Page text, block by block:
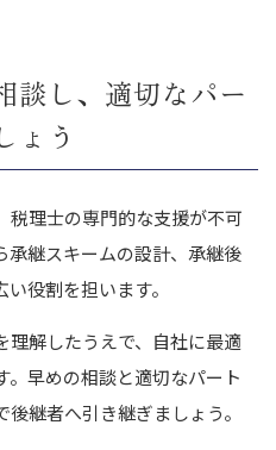
談し、適切なパー
ょう
税理士の専門的な支援が不可
承継スキームの設計、承継後
役割を担います。
理解したうえで、自社に最適
早めの相談と適切なパート
継者へ引き継ぎましょう。